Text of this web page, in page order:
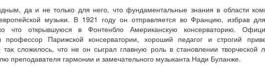
да и не только для него, что фундаментальные знания в области
музыки. В 1921 году он отправляется во Францию, избрав
что открывшуюся в Фонтенбло Американскую консерваторию.
профессор Парижской консерватории, хороший педагог и строгий
сложилось, что не он сыграл главную роль в становлении творческой
преподавателя гармонии и замечательного музыканта Нади Буланже.